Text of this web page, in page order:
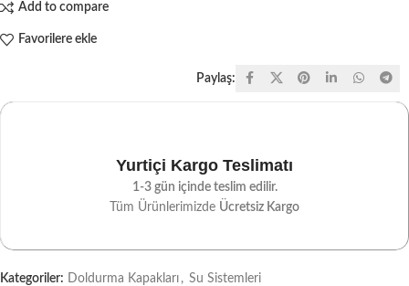
Add to compare
Favorilere ekle
Paylaş:
Yurtiçi Kargo Teslimatı
1-3 gün içinde teslim edilir.
Tüm Ürünlerimizde Ücretsiz Kargo
Kategoriler: Doldurma Kapakları , Su Sistemleri